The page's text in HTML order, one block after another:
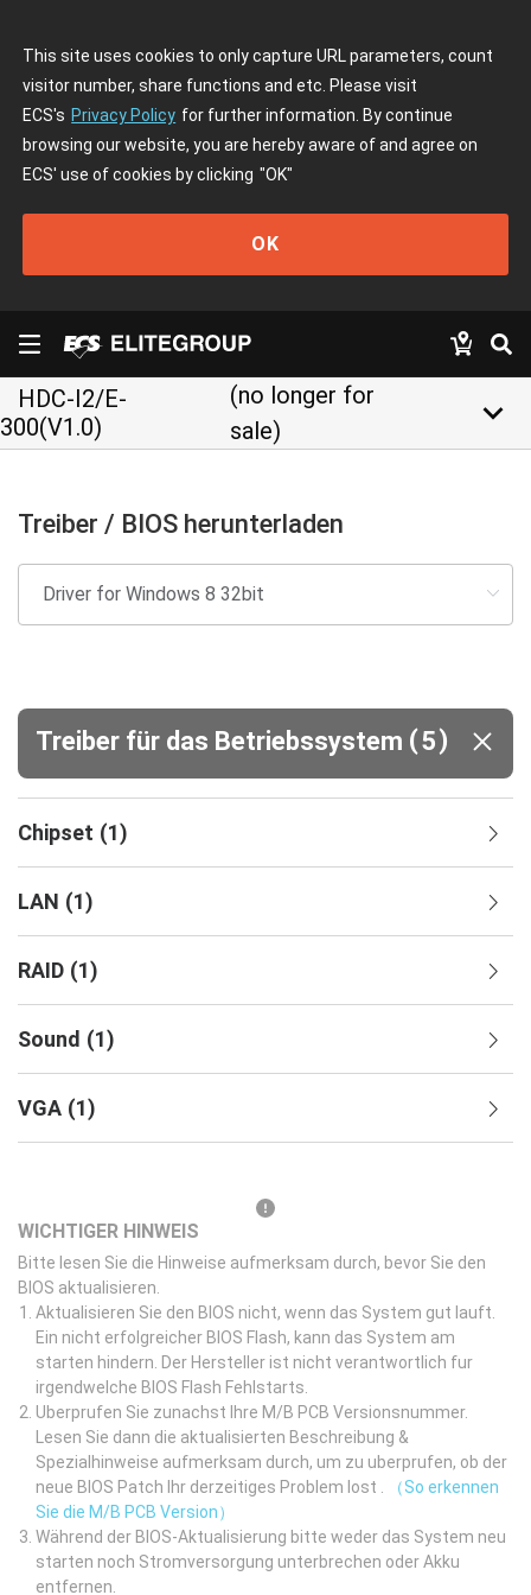
This site uses cookies to only capture URL parameters, count
visitor number, share functions and etc. Please visit
ECS's Privacy Policy for further information. By continue
browsing our website, you are hereby aware of and agree on
ECS' use of cookies by clicking "OK"
OK
HDC-I2/E-
300(V1.0)
(no longer for
sale)
keyboard_arrow_down
Treiber / BIOS herunterladen
Treiber für das Betriebssystem (5)
Chipset (1)
LAN (1)
RAID (1)
Sound (1)
VGA (1)
WICHTIGER HINWEIS
Bitte lesen Sie die Hinweise aufmerksam durch, bevor Sie den
BIOS aktualisieren.
Aktualisieren Sie den BIOS nicht, wenn das System gut lauft.
Ein nicht erfolgreicher BIOS Flash, kann das System am
starten hindern. Der Hersteller ist nicht verantwortlich fur
irgendwelche BIOS Flash Fehlstarts.
Uberprufen Sie zunachst Ihre M/B PCB Versionsnummer.
Lesen Sie dann die aktualisierten Beschreibung &
Spezialhinweise aufmerksam durch, um zu uberprufen, ob der
neue BIOS Patch Ihr derzeitiges Problem lost .
（So erkennen
Sie die M/B PCB Version）
Während der BIOS-Aktualisierung bitte weder das System neu
starten noch Stromversorgung unterbrechen oder Akku
entfernen.